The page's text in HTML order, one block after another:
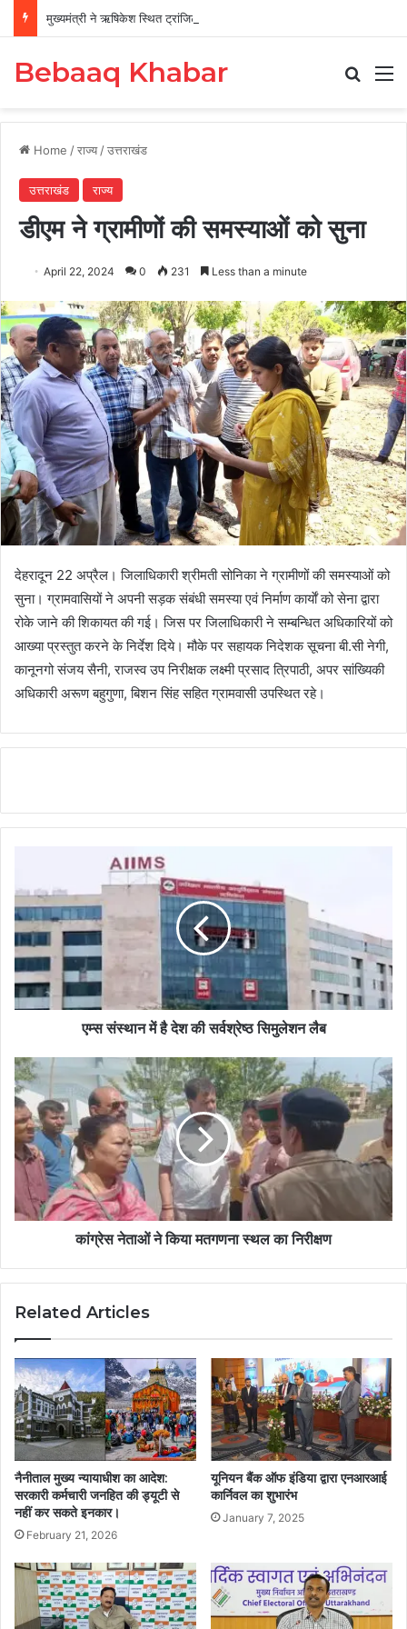
मुख्यमंत्री ने ऋषिकेश स्थित ट्रांजिट कैंप का किया औचक निरीक्षण
Bebaaq Khabar
Home /राज्य /उत्तराखंड
उत्तराखंड राज्य
डीएम ने ग्रामीणों की समस्याओं को सुना
April 22, 2024 0 231 Less than a minute
देहरादून 22 अप्रैल। जिलाधिकारी श्रीमती सोनिका ने ग्रामीणों की समस्याओं को
सुना। ग्रामवासियों ने अपनी सड़क संबंधी समस्या एवं निर्माण कार्याें को सेना द्वारा
रोके जाने की शिकायत की गई। जिस पर जिलाधिकारी ने सम्बन्धित अधिकारियों को
आख्या प्रस्तुत करने के निर्देश दिये। मौके पर सहायक निदेशक सूचना बी.सी नेगी,
कानूनगो संजय सैनी, राजस्व उप निरीक्षक लक्ष्मी प्रसाद त्रिपाठी, अपर सांख्यिकी
अधिकारी अरूण बहुगुणा, बिशन सिंह सहित ग्रामवासी उपस्थित रहे।
एम्स संस्थान में है देश की सर्वश्रेष्ठ सिमुलेशन लैब
कांग्रेस नेताओं ने किया मतगणना स्थल का निरीक्षण
Related Articles
नैनीताल मुख्य न्यायाधीश का आदेश:
सरकारी कर्मचारी जनहित की ड्यूटी से
नहीं कर सकते इनकार।
February 21, 2026
यूनियन बैंक ऑफ इंडिया द्वारा एनआरआई
कार्निवल का शुभारंभ
January 7, 2025